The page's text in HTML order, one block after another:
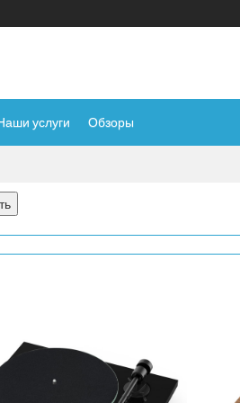
услуги Обзоры